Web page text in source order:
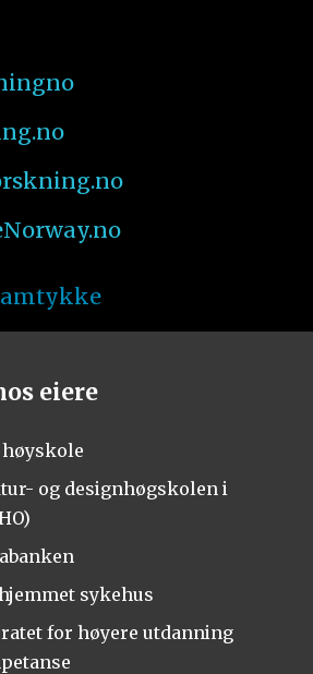
eiere
og designhøgskolen i
sykehus
for høyere utdanning